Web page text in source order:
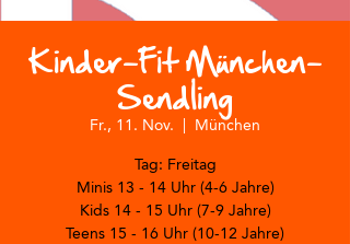
Kinder-Fit München-
Sendling
Fr., 11. Nov. München
Tag: Freitag
Minis 13 - 14 Uhr (4-6 Jahre)
Kids 14 - 15 Uhr (7-9 Jahre)
Teens 15 - 16 Uhr (10-12 Jahre)